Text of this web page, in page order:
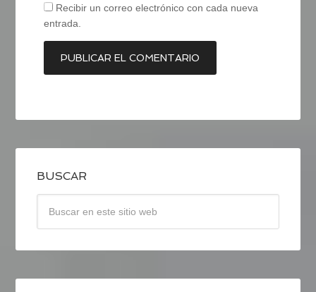
Recibir un correo electrónico con cada nueva
entrada.
BUSCAR